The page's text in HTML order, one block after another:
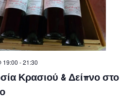
Κρασιού & Δείπνο στο
19:00 -21:30